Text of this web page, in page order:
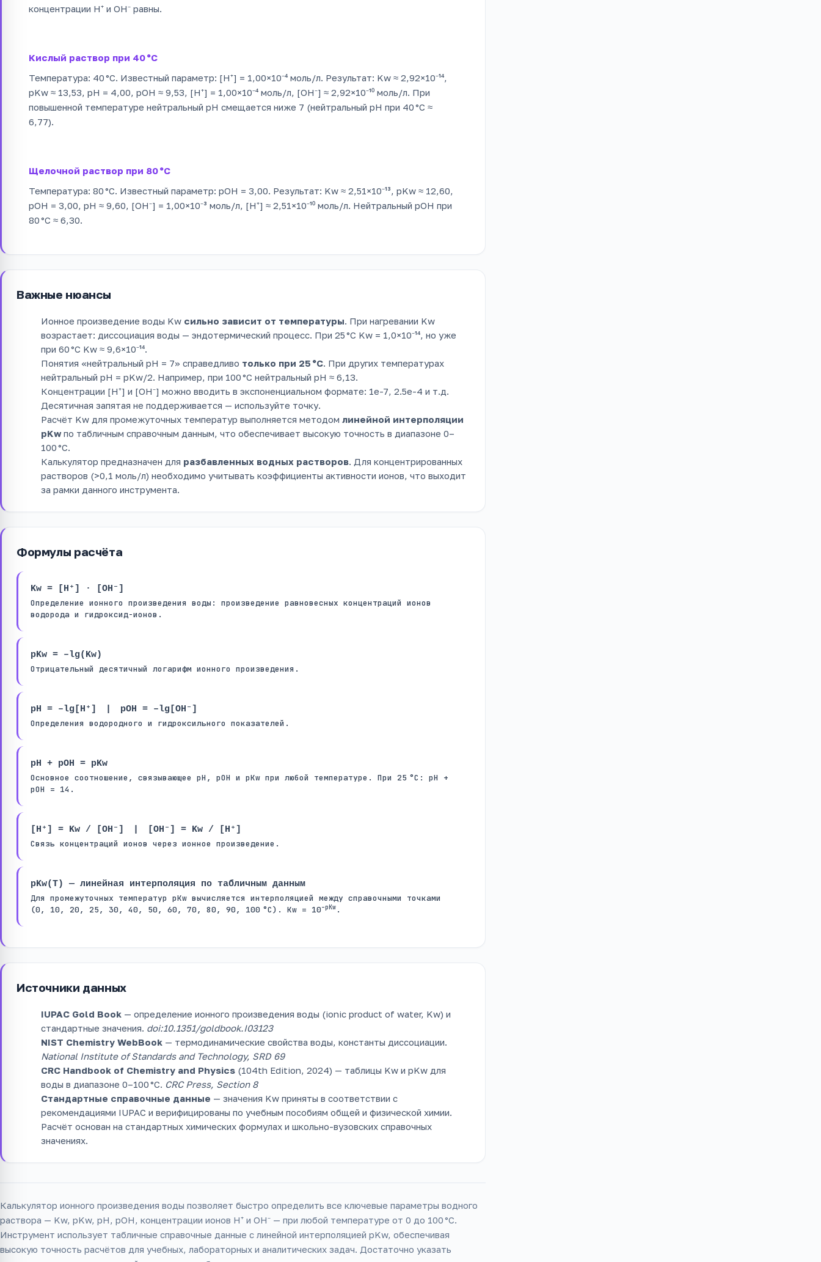
концентрации H⁺ и OH⁻ равны.
Кислый раствор при 40 °C
Температура: 40 °C. Известный параметр: [H⁺] = 1,00×10⁻⁴ моль/л. Результат: Kw ≈ 2,92×10⁻¹⁴,
pKw ≈ 13,53, pH = 4,00, pOH ≈ 9,53, [H⁺] = 1,00×10⁻⁴ моль/л, [OH⁻] ≈ 2,92×10⁻¹⁰ моль/л. При
повышенной температуре нейтральный pH смещается ниже 7 (нейтральный pH при 40 °C ≈
6,77).
Щелочной раствор при 80 °C
Температура: 80 °C. Известный параметр: pOH = 3,00. Результат: Kw ≈ 2,51×10⁻¹³, pKw ≈ 12,60,
pOH = 3,00, pH ≈ 9,60, [OH⁻] = 1,00×10⁻³ моль/л, [H⁺] ≈ 2,51×10⁻¹⁰ моль/л. Нейтральный pOH при
80 °C ≈ 6,30.
Важные нюансы
Ионное произведение воды Kw сильно зависит от температуры. При нагревании Kw
возрастает: диссоциация воды — эндотермический процесс. При 25 °C Kw = 1,0×10⁻¹⁴, но уже
при 60 °C Kw ≈ 9,6×10⁻¹⁴.
Понятия «нейтральный pH = 7» справедливо только при 25 °C. При других температурах
нейтральный pH = pKw/2. Например, при 100 °C нейтральный pH ≈ 6,13.
Концентрации [H⁺] и [OH⁻] можно вводить в экспоненциальном формате: 1e-7, 2.5e-4 и т.д.
Десятичная запятая не поддерживается — используйте точку.
Расчёт Kw для промежуточных температур выполняется методом линейной интерполяции
pKwпо табличным справочным данным, что обеспечивает высокую точность в диапазоне 0–
100 °C.
Калькулятор предназначен для разбавленных водных растворов. Для концентрированных
растворов (>0,1 моль/л) необходимо учитывать коэффициенты активности ионов, что выходит
за рамки данного инструмента.
Формулы расчёта
Kw = [H⁺] · [OH⁻]
Определение ионного произведения воды: произведение равновесных концентраций ионов
водорода и гидроксид-ионов.
pKw = –lg(Kw)
Отрицательный десятичный логарифм ионного произведения.
pH = –lg[H⁺] | pOH = –lg[OH⁻]
Определения водородного и гидроксильного показателей.
pH + pOH = pKw
Основное соотношение, связывающее pH, pOH и pKw при любой температуре. При 25 °C: pH +
pOH = 14.
[H⁺] = Kw / [OH⁻] | [OH⁻] = Kw / [H⁺]
Связь концентраций ионов через ионное произведение.
pKw(T) — линейная интерполяция по табличным данным
Для промежуточных температур pKw вычисляется интерполяцией между справочными точками
(0, 10, 20, 25, 30, 40, 50, 60, 70, 80, 90, 100 °C). Kw = 10–pKw .
Источники данных
IUPAC Gold Book — определение ионного произведения воды (ionic product of water, Kw) и
стандартные значения. doi:10.1351/goldbook.I03123
NIST Chemistry WebBook — термодинамические свойства воды, константы диссоциации.
National Institute of Standards and Technology, SRD 69
CRC Handbook of Chemistry and Physics (104th Edition, 2024) — таблицы Kw и pKw для
воды в диапазоне 0–100 °C. CRC Press, Section 8
Стандартные справочные данные — значения Kw приняты в соответствии с
рекомендациями IUPAC и верифицированы по учебным пособиям общей и физической химии.
Расчёт основан на стандартных химических формулах и школьно-вузовских справочных
значениях.
Калькулятор ионного произведения воды позволяет быстро определить все ключевые параметры водного
раствора — Kw, pKw, pH, pOH, концентрации ионов H⁺ и OH⁻ — при любой температуре от 0 до 100 °C.
Инструмент использует табличные справочные данные с линейной интерполяцией pKw, обеспечивая
высокую точность расчётов для учебных, лабораторных и аналитических задач. Достаточно указать